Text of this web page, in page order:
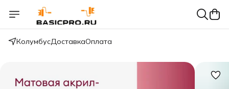
КолумбусДоставкаОплата